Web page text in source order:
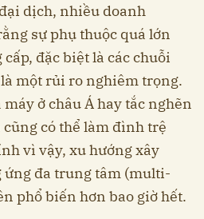
dịch, nhiều doanh
sự phụ thuộc quá lớn
đặc biệt là các chuỗi
một rủi ro nghiêm trọng.
ở châu Á hay tắc nghẽn
có thể làm đình trệ
vì vậy, xu hướng xây
ứng đa trung tâm (multi-
phổ biến hơn bao giờ hết.